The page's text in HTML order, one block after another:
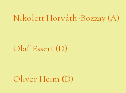
Nikolett Horváth-Bozzay (A)
Olaf Essert (D)
Oliver Heim (D)